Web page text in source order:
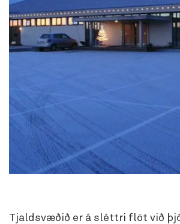
Tjaldsvæðið er á sléttri flöt við